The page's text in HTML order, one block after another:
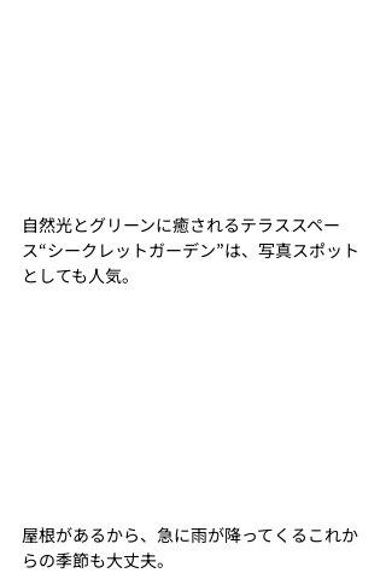
自然光とグリーンに癒されるテラススペー
ス“シークレットガーデン”は、写真スポット
としても人気。
屋根があるから、急に雨が降ってくるこれか
らの季節も大丈夫。